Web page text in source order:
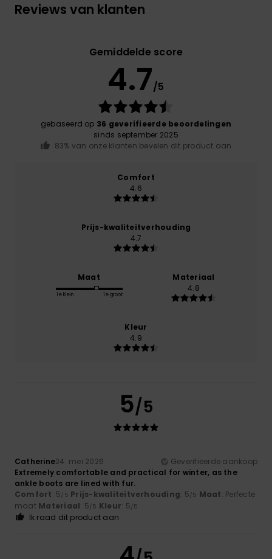
Reviews van klanten
Gemiddelde score
4.7/5
gebaseerd op 36 geverifieerde beoordelingen
sinds september 2025
83% van onze klanten bevelen dit product aan
Comfort
4.6
Prijs-kwaliteitverhouding
4.7
Maat
Te klein Te groot
Materiaal
4.8
Kleur
4.9
5/5
Catherine24. mei 2026
Geverifieerde aankoop
Extremely comfortable and practical for winter, as the
ankle boots are lined with fur.
Comfort: 5/5 Prijs-kwaliteitverhouding: 5/5 Maat: Perfecte
maat Materiaal: 5/5 Kleur: 5/5
Ik raad dit product aan